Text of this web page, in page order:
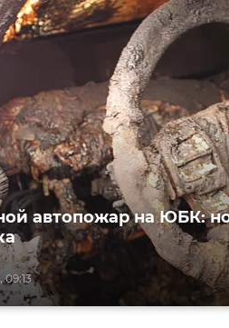
09:13
автопожар на ЮБК: